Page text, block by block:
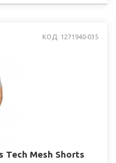
КОД: 1271940-035
Tech Mesh Shorts